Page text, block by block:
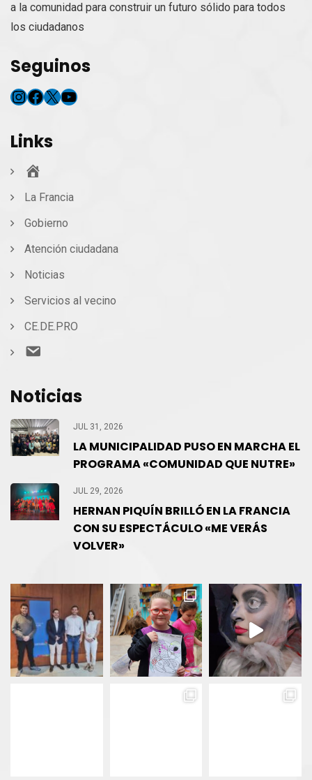
a la comunidad para construir un futuro sólido para todos
los ciudadanos
Seguinos
Instagram
Facebook
X YouTube
Links
La Francia
Gobierno
Atención ciudadana
Noticias
Servicios al vecino
CE.DE.PRO
Noticias
JUL 31, 2026
LA MUNICIPALIDAD PUSO EN MARCHA EL
PROGRAMA «COMUNIDAD QUE NUTRE»
JUL 29, 2026
HERNAN PIQUÍN BRILLÓ EN LA FRANCIA
CON SU ESPECTÁCULO «ME VERÁS
VOLVER»